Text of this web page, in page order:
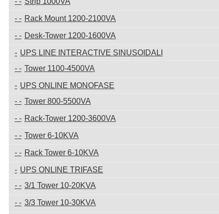
Rack Mount 1200-2100VA
Desk-Tower 1200-1600VA
UPS LINE INTERACTIVE SINUSOIDALI
Tower 1100-4500VA
UPS ONLINE MONOFASE
Tower 800-5500VA
Rack-Tower 1200-3600VA
Tower 6-10KVA
Rack Tower 6-10KVA
UPS ONLINE TRIFASE
3/1 Tower 10-20KVA
3/3 Tower 10-30KVA